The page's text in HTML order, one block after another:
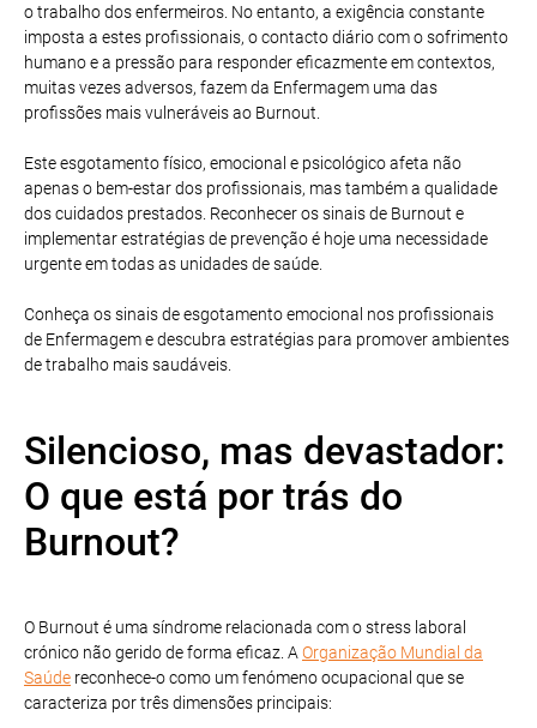
o trabalho dos enfermeiros. No entanto, a exigência constante
imposta a estes profissionais, o contacto diário com o sofrimento
humano e a pressão para responder eficazmente em contextos,
muitas vezes adversos, fazem da Enfermagem uma das
profissões mais vulneráveis ao Burnout.
Este esgotamento físico, emocional e psicológico afeta não
apenas o bem-estar dos profissionais, mas também a qualidade
dos cuidados prestados. Reconhecer os sinais de Burnout e
implementar estratégias de prevenção é hoje uma necessidade
urgente em todas as unidades de saúde.
Conheça os sinais de esgotamento emocional nos profissionais
de Enfermagem e descubra estratégias para promover ambientes
de trabalho mais saudáveis.
Silencioso, mas devastador:
O que está por trás do
Burnout?
O Burnout é uma síndrome relacionada com o stress laboral
crónico não gerido de forma eficaz. A Organização Mundial da
Saúde reconhece-o como um fenómeno ocupacional que se
caracteriza por três dimensões principais: